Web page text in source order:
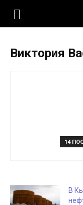
KLOOP.KG
Виктория
14
В